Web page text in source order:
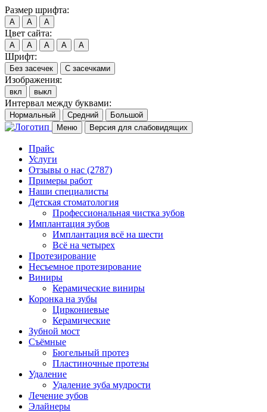
Размер шрифта:
A A A
Цвет сайта:
A A A A A
Шрифт:
Без засечек С засечками
Изображения:
вкл выкл
Интервал между буквами:
Нормальный Средний
Большой
Меню
Версия для слабовидящих
Прайс
Услуги
Отзывы о нас (2787)
Примеры работ
Наши специалисты
Детская стоматология
Профессиональная чистка зубов
Имплантация зубов
Имплантация всё на шести
Всё на четырех
Протезирование
Несъемное протезирование
Виниры
Керамические виниры
Коронка на зубы
Циркониевые
Керамические
Зубной мост
Съёмные
Бюгельный протез
Пластиночные протезы
Удаление
Удаление зуба мудрости
Лечение зубов
Элайнеры